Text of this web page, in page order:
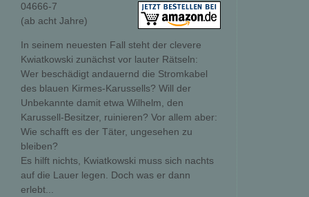
04666-7
(ab acht Jahre)
In seinem neuesten Fall steht der clevere
Kwiatkowski zunächst vor lauter Rätseln:
Wer beschädigt andauernd die Stromkabel
des blauen Kirmes-Karussells? Will der
Unbekannte damit etwa Wilhelm, den
Karussell-Besitzer, ruinieren? Vor allem aber:
Wie schafft es der Täter, ungesehen zu
bleiben?
Es hilft nichts, Kwiatkowski muss sich nachts
auf die Lauer legen. Doch was er dann
erlebt...